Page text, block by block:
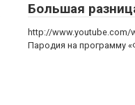
Большая
http://www.youtube.com/
Пародия на программу